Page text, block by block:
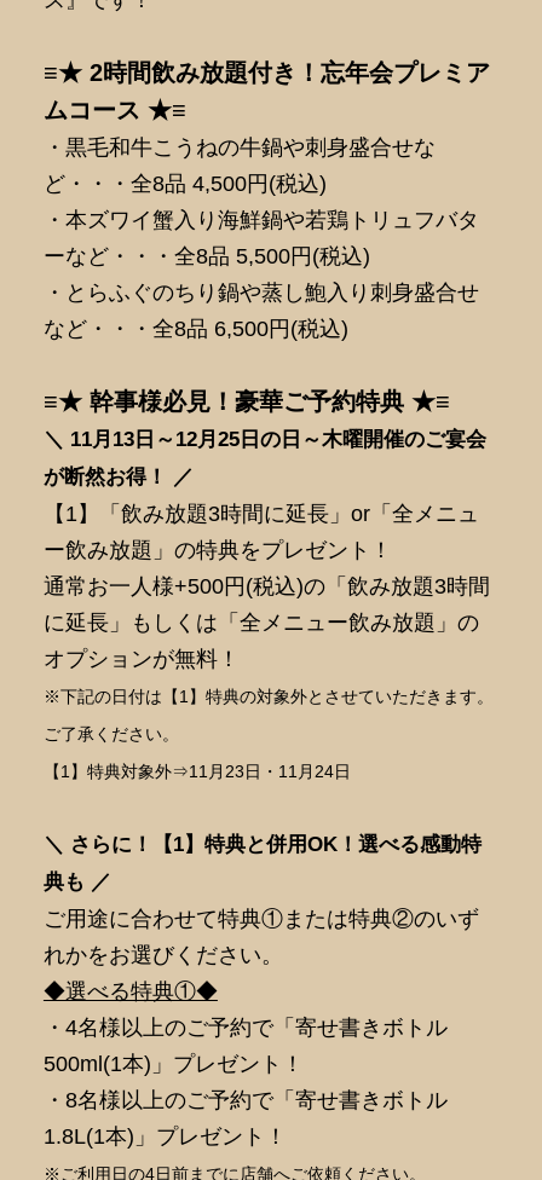
≡★ 2時間飲み放題付き！忘年会プレミア
ムコース ★≡
・黒毛和牛こうねの牛鍋や刺身盛合せな
ど・・・全8品 4,500円(税込)
・本ズワイ蟹入り海鮮鍋や若鶏トリュフバタ
ーなど・・・全8品 5,500円(税込)
・とらふぐのちり鍋や蒸し鮑入り刺身盛合せ
など・・・全8品 6,500円(税込)
≡★ 幹事様必見！豪華ご予約特典 ★≡
＼ 11月13日～12月25日の日～木曜開催のご宴会
が断然お得！ ／
【1】「飲み放題3時間に延長」or「全メニュ
ー飲み放題」の特典をプレゼント！
通常お一人様+500円(税込)の「飲み放題3時間
に延長」もしくは「全メニュー飲み放題」の
オプションが無料！
※下記の日付は【1】特典の対象外とさせていただきます。
ご了承ください。
【1】特典対象外⇒11月23日・11月24日
＼ さらに！【1】特典と併用OK！選べる感動特
典も ／
ご用途に合わせて特典①または特典②のいず
れかをお選びください。
◆選べる特典①◆
・4名様以上のご予約で「寄せ書きボトル
500ml(1本)」プレゼント！
・8名様以上のご予約で「寄せ書きボトル
1.8L(1本)」プレゼント！
※ご利用日の4日前までに店舗へご依頼ください。